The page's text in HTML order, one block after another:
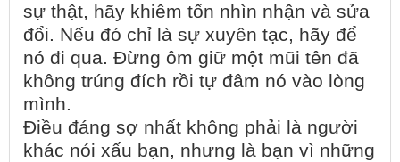
sự thật, hãy khiêm tốn nhìn nhận và sửa
đổi. Nếu đó chỉ là sự xuyên tạc, hãy để
nó đi qua. Đừng ôm giữ một mũi tên đã
không trúng đích rồi tự đâm nó vào lòng
mình.
Điều đáng sợ nhất không phải là người
khác nói xấu bạn, nhưng là bạn vì những